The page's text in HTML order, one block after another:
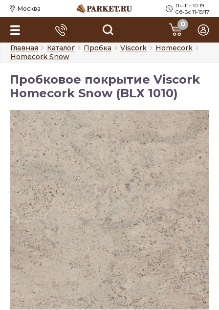
Москва
Пн-Пт 10-19
Сб-Вс 11-19/17
0
Главная Каталог Пробка Viscork
Homecork
Homecork Snow
Пробковое покрытие Viscork
Homecork Snow (BLX 1010)